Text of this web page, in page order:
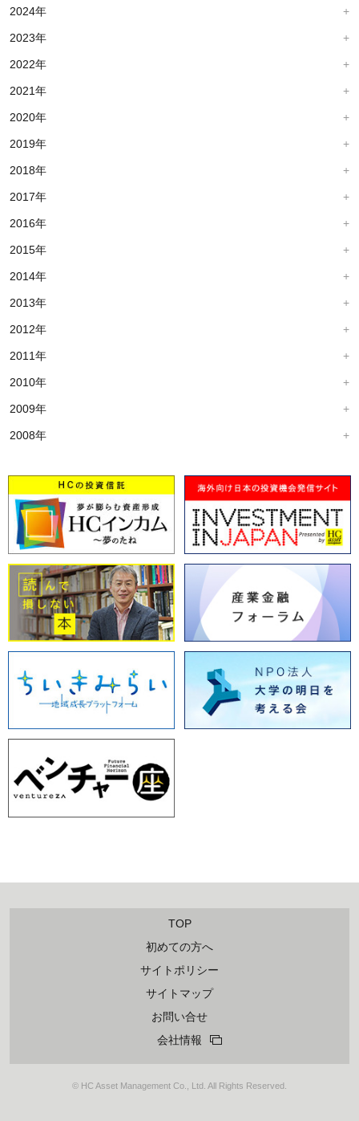
2024年
2023年
2022年
2021年
2020年
2019年
2018年
2017年
2016年
2015年
2014年
2013年
2012年
2011年
2010年
2009年
2008年
TOP
初めての方へ
サイトポリシー
サイトマップ
お問い合せ
会社情報
© HC Asset Management Co., Ltd. All Rights Reserved.